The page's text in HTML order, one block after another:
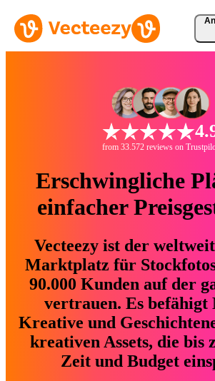
from 33.572 reviews on
Erschwingliche
einfacher
Vecteezy ist der
Marktplatz für
90.000 Kunden auf der
vertrauen. Es befähigt
Kreative und
kreativen Assets, die bis
Zeit und Budget